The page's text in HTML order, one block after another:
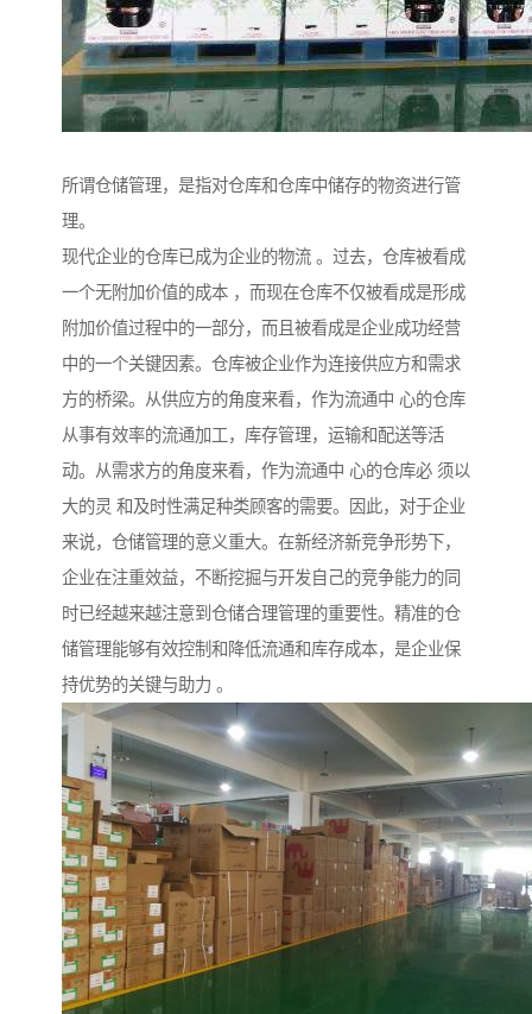
所谓仓储管理，是指对仓库和仓库中储存的物资进行管
理。
现代企业的仓库已成为企业的物流 。过去，仓库被看成
一个无附加价值的成本 ，而现在仓库不仅被看成是形成
附加价值过程中的一部分，而且被看成是企业成功经营
中的一个关键因素。仓库被企业作为连接供应方和需求
方的桥梁。从供应方的角度来看，作为流通中 心的仓库
从事有效率的流通加工，库存管理，运输和配送等活
动。从需求方的角度来看，作为流通中 心的仓库必 须以
大的灵 和及时性满足种类顾客的需要。因此，对于企业
来说，仓储管理的意义重大。在新经济新竞争形势下，
企业在注重效益，不断挖掘与开发自己的竞争能力的同
时已经越来越注意到仓储合理管理的重要性。精准的仓
储管理能够有效控制和降低流通和库存成本，是企业保
持优势的关键与助力 。